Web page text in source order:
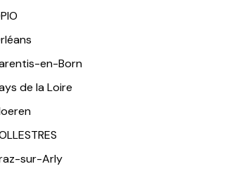
en-Born
de la Loire
sur-Arly